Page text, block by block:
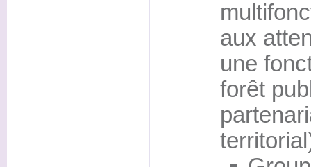
aux
une
forêt